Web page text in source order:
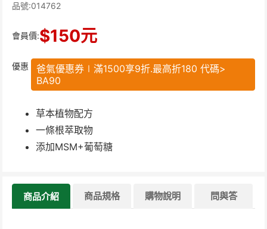
品號:014762
會員價:$150元
優惠
爸氣優惠券∣滿1500享9折.最高折180 代碼>
BA90
草本植物配方
一條根萃取物
添加MSM+葡萄糖
商品介紹 商品規格 購物說明 問與答